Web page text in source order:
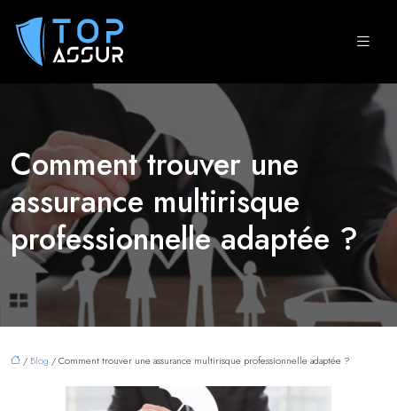
Comment trouver une
assurance multirisque
professionnelle adaptée ?
/ Blog / Comment trouver une assurance multirisque professionnelle adaptée ?